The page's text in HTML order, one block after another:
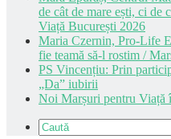
de cât de mare ești, ci de
Viață București 2026
Maria Czernin, Pro-Life
fie teamă să-l rostim /
PS Vincențiu: Prin
„Da” iubirii
Noi Marșuri pentru Viață